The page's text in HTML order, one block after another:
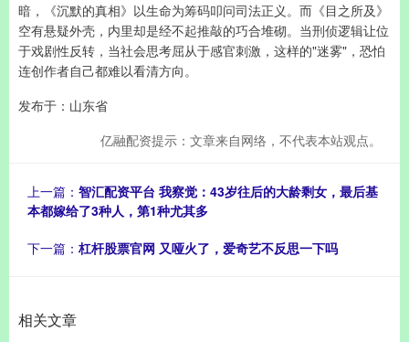
暗，《沉默的真相》以生命为筹码叩问司法正义。而《目之所及》
空有悬疑外壳，内里却是经不起推敲的巧合堆砌。当刑侦逻辑让位
于戏剧性反转，当社会思考屈从于感官刺激，这样的"迷雾"，恐怕
连创作者自己都难以看清方向。
发布于：山东省
亿融配资提示：文章来自网络，不代表本站观点。
上一篇： 智汇配资平台 我察觉：43岁往后的大龄剩女，最后基
本都嫁给了3种人，第1种尤其多
下一篇： 杠杆股票官网 又哑火了，爱奇艺不反思一下吗
相关文章